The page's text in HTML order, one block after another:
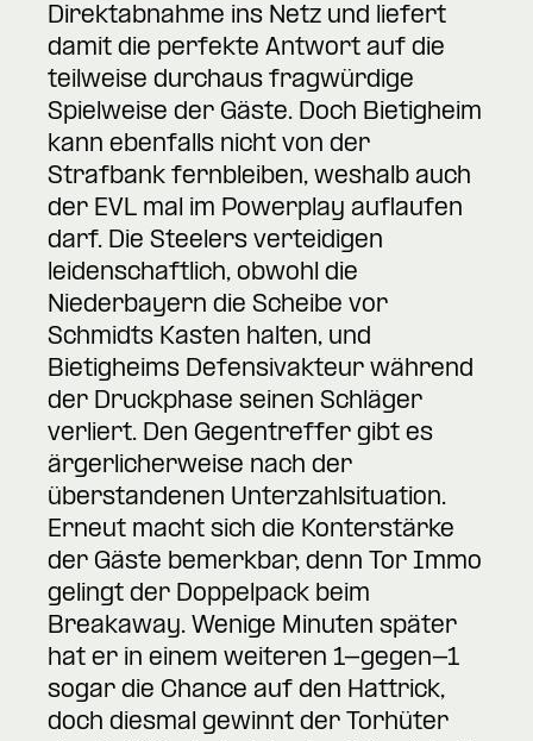
Direktabnahme ins Netz und liefert
damit die perfekte Antwort auf die
teilweise durchaus fragwürdige
Spielweise der Gäste. Doch Bietigheim
kann ebenfalls nicht von der
Strafbank fernbleiben, weshalb auch
der EVL mal im Powerplay auflaufen
darf. Die Steelers verteidigen
leidenschaftlich, obwohl die
Niederbayern die Scheibe vor
Schmidts Kasten halten, und
Bietigheims Defensivakteur während
der Druckphase seinen Schläger
verliert. Den Gegentreffer gibt es
ärgerlicherweise nach der
überstandenen Unterzahlsituation.
Erneut macht sich die Konterstärke
der Gäste bemerkbar, denn Tor Immo
gelingt der Doppelpack beim
Breakaway. Wenige Minuten später
hat er in einem weiteren 1-gegen-1
sogar die Chance auf den Hattrick,
doch diesmal gewinnt der Torhüter